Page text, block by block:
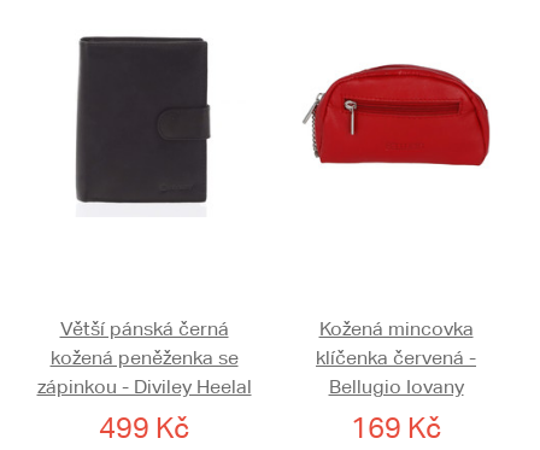
Větší pánská černá
kožená peněženka se
zápinkou - Diviley Heelal
499 Kč
Kožená mincovka
klíčenka červená -
Bellugio Iovany
169 Kč